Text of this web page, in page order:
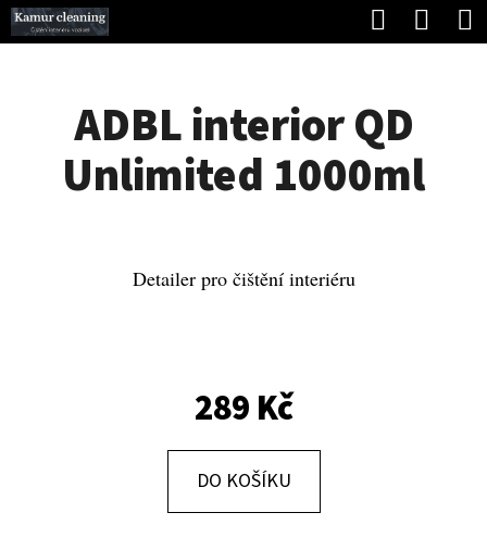
Přejít
na
Hledat
ADBL interior QD
Unlimited 1000ml
Detailer pro čištění interiéru
289 Kč
DO KOŠÍKU
K
O Zpět
Zpět